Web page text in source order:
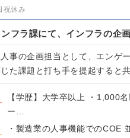
祝休み
フラ課にて、インフラの企
事の企画担当として、エンゲ
た課題と打ち手を提起すると
【学歴】大学卒以上 ・1,000
ー…
・製造業の人事機能でのCOE